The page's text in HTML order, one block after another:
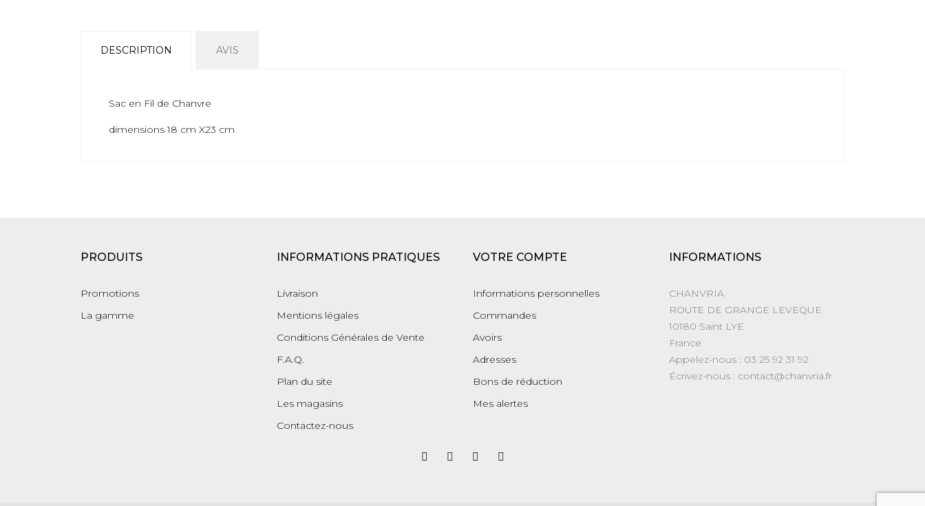
DESCRIPTION AVIS
Sac en Fil de Chanvre
dimensions 18 cm X23 cm
PRODUITS
Promotions
La gamme
INFORMATIONS PRATIQUES
Livraison
Mentions légales
Conditions Générales de Vente
F.A.Q.
Plan du site
Les magasins
Contactez-nous
VOTRE COMPTE
Informations personnelles
Commandes
Avoirs
Adresses
Bons de réduction
Mes alertes
INFORMATIONS
CHANVRIA
ROUTE DE GRANGE LEVEQUE
10180 Saint LYE
France
Appelez-nous : 03 25 92 31 92
Écrivez-nous : contact@chanvria.fr